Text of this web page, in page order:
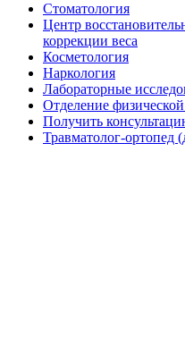
Стоматология
Центр
коррекции веса
Косметология
Наркология
Лабораторные
Отделение
Получить
Травматолог-ортопед